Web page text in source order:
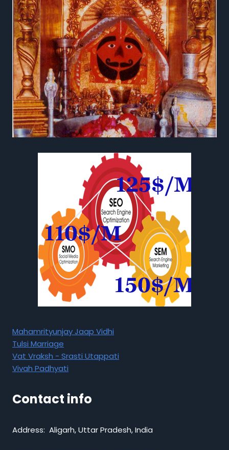
Mahamrityunjay Jaap Vidhi
Tulsi Marriage
Vat Vraksh - Srasti Utappati
Vivah Padhyati
Contact info
Address: Aligarh, Uttar Pradesh, India